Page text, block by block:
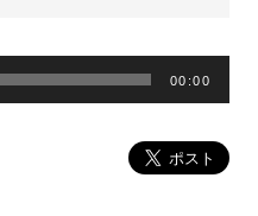
00:00